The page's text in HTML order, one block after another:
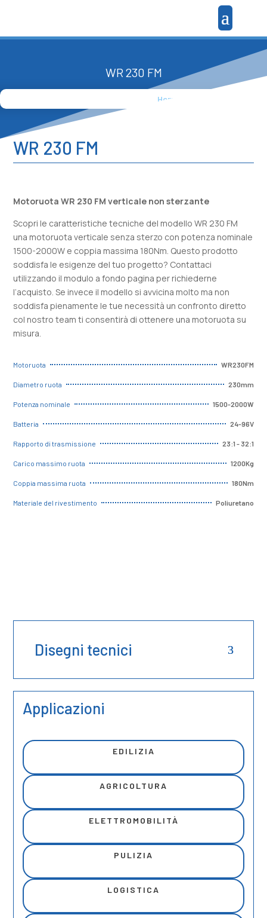
WR 230 FM
Home
WR 230 FM
Motoruota WR 230 FM verticale non sterzante
Scopri le caratteristiche tecniche del modello WR 230 FM
una motoruota verticale senza sterzo con potenza nominale
1500-2000W e coppia massima 180Nm. Questo prodotto
soddisfa le esigenze del tuo progetto? Contattaci
utilizzando il modulo a fondo pagina per richiederne
l’acquisto. Se invece il modello si avvicina molto ma non
soddisfa pienamente le tue necessità un confronto diretto
col nostro team ti consentirà di ottenere una motoruota su
misura.
Motoruota WR230FM
Diametro ruota 230mm
Potenza nominale 1500-2000W
Batteria 24-96V
Rapporto di trasmissione 23:1 - 32:1
Carico massimo ruota 1200Kg
Coppia massima ruota 180Nm
Materiale del rivestimento Poliuretano
Disegni tecnici
Applicazioni
EDILIZIA
AGRICOLTURA
ELETTROMOBILITÀ
PULIZIA
LOGISTICA